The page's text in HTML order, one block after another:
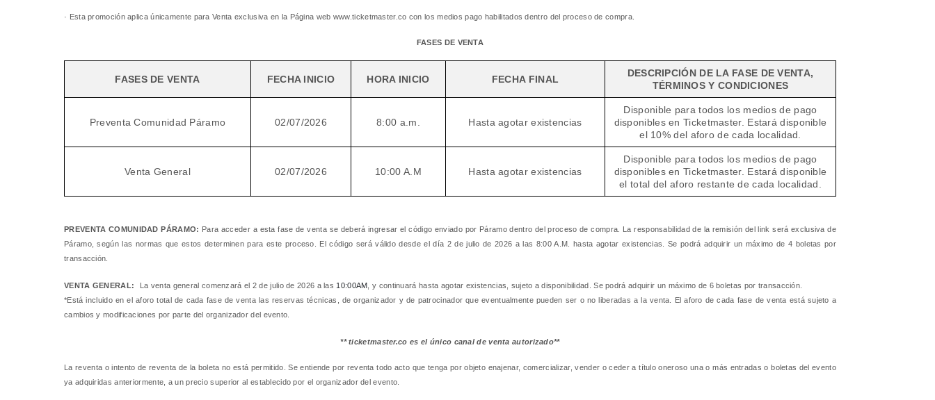
· Esta promoción aplica únicamente para Venta exclusiva en la Página web www.ticketmaster.co con los medios pago habilitados dentro del proceso de compra.
FASES DE VENTA
FASES DE VENTA FECHA INICIO HORA INICIO FECHA FINAL
DESCRIPCIÓN DE LA FASE DE VENTA,
TÉRMINOS Y CONDICIONES
Preventa Comunidad Páramo 02/07/2026 8:00 a.m. Hasta agotar existencias
Disponible para todos los medios de pago
disponibles en Ticketmaster. Estará disponible
el 10% del aforo de cada localidad.
Venta General 02/07/2026 10:00 A.M Hasta agotar existencias
Disponible para todos los medios de pago
disponibles en Ticketmaster. Estará disponible
el total del aforo restante de cada localidad.
PREVENTA COMUNIDAD PÁRAMO: Para acceder a esta fase de venta se deberá ingresar el código enviado por Páramo dentro del proceso de compra. La responsabilidad de la remisión del link será exclusiva de
Páramo, según las normas que estos determinen para este proceso. El código será válido desde el día 2 de julio de 2026 a las 8:00 A.M. hasta agotar existencias. Se podrá adquirir un máximo de 4 boletas por
transacción.
VENTA GENERAL: La venta general comenzará el 2 de julio de 2026 a las 10:00AM ,y continuará hasta agotar existencias, sujeto a disponibilidad. Se podrá adquirir un máximo de 6 boletas por transacción.
*Está incluido en el aforo total de cada fase de venta las reservas técnicas, de organizador y de patrocinador que eventualmente pueden ser o no liberadas a la venta. El aforo de cada fase de venta está sujeto a
cambios y modificaciones por parte del organizador del evento.
** ticketmaster.co es el único canal de venta autorizado**
La reventa o intento de reventa de la boleta no está permitido. Se entiende por reventa todo acto que tenga por objeto enajenar, comercializar, vender o ceder a título oneroso una o más entradas o boletas del evento
ya adquiridas anteriormente, a un precio superior al establecido por el organizador del evento.